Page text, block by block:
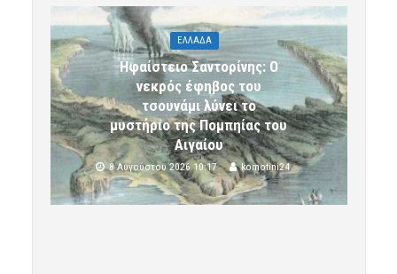
ΕΛΛΑΔΑ
Ηφαίστειο Σαντορίνης: Ο
νεκρός έφηβος του
τσουνάμι λύνει το
μυστήριο της Πομπηίας του
Αιγαίου
8 Αυγούστου 2026 10:17 komotini24